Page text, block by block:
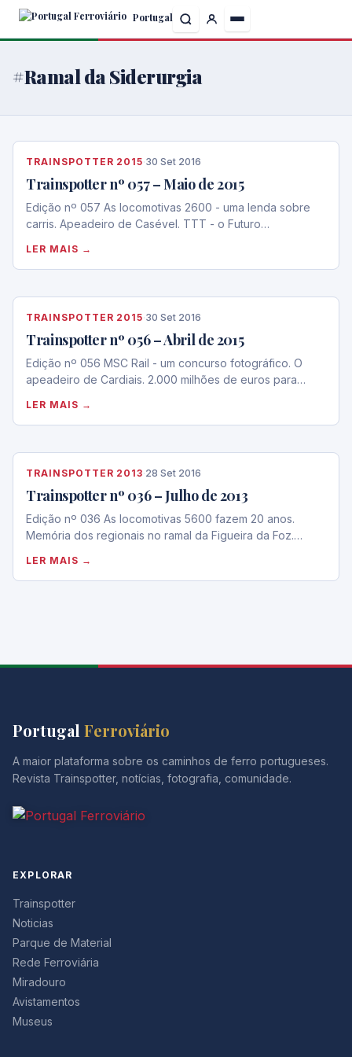
Skip
content
Portugal
#Ramal da Siderurgia
TRAINSPOTTER 2015·30 Set 2016
Trainspotter nº 057 – Maio de 2015
Edição nº 057 As locomotivas 2600 - uma lenda sobre
carris. Apeadeiro de Casével. TTT - o Futuro…
LER MAIS →
TRAINSPOTTER 2015·30 Set 2016
Trainspotter nº 056 – Abril de 2015
Edição nº 056 MSC Rail - um concurso fotográfico. O
apeadeiro de Cardiais. 2.000 milhões de euros para…
LER MAIS →
TRAINSPOTTER 2013·28 Set 2016
Trainspotter nº 036 – Julho de 2013
Edição nº 036 As locomotivas 5600 fazem 20 anos.
Memória dos regionais no ramal da Figueira da Foz.…
LER MAIS →
Portugal Ferroviário
A maior plataforma sobre os caminhos de ferro portugueses.
Revista Trainspotter, notícias, fotografia, comunidade.
EXPLORAR
Trainspotter
Noticias
Parque de Material
Rede Ferroviária
Miradouro
Avistamentos
Museus